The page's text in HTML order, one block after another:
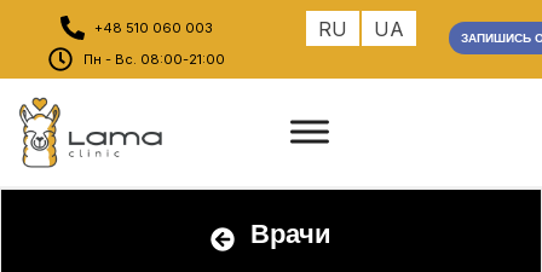
+48 510 060 003
Пн - Вс. 08:00-21:00
ЗАПИШИСЬ
RU UA
Врачи